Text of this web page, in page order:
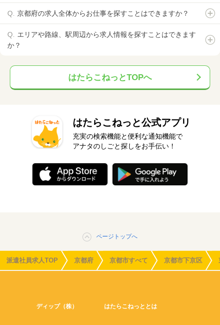
京都府の求人全体からお仕事を探すことはできますか？
エリアや路線、駅周辺から求人情報を探すことはできます
か？
はたらこねっとTOPへ
はたらこねっと公式アプリ
充実の検索機能と便利な通知機能で
アナタのしごと探しをお手伝い！
ページトップへ
派遣社員求人TOP 京都府 京都市すべて 京都市下京区
ディップ（株） はたらこねっととは